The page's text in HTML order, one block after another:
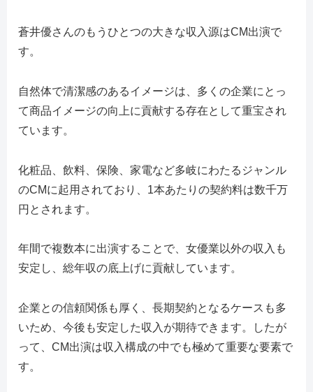
蒼井優さんのもうひとつの大きな収入源はCM出演で
す。
自然体で清潔感のあるイメージは、多くの企業にとっ
て商品イメージの向上に貢献する存在として重宝され
ています。
化粧品、飲料、保険、家電など多岐にわたるジャンル
のCMに起用されており、1本あたりの契約料は数千万
円とされます。
年間で複数本に出演することで、女優業以外の収入も
安定し、総年収の底上げに貢献しています。
企業との信頼関係も厚く、長期契約となるケースも多
いため、今後も安定した収入が期待できます。したが
って、CM出演は収入構成の中でも極めて重要な要素で
す。